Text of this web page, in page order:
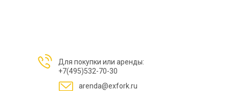
Для покупки или аренды:
+7(495)532-70-30
arenda@exfork.ru